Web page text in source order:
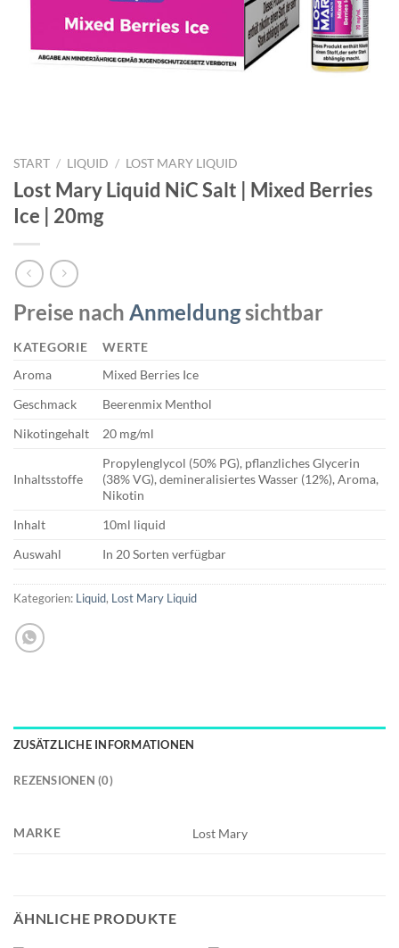
START / LIQUID / LOST MARY LIQUID
Lost Mary Liquid NiC Salt | Mixed Berries
Ice | 20mg
Preise nach Anmeldungsichtbar
KATEGORIE
WERTE
Aroma
Mixed Berries Ice
Geschmack
Beerenmix Menthol
Nikotingehalt
20 mg/ml
Inhaltsstoffe
Propylenglycol (50% PG), pflanzliches Glycerin
(38% VG), demineralisiertes Wasser (12%), Aroma,
Nikotin
Inhalt
10ml liquid
Auswahl
In 20 Sorten verfügbar
Kategorien: Liquid, Lost Mary Liquid
ZUSÄTZLICHE INFORMATIONEN
REZENSIONEN (0)
MARKE Lost Mary
ÄHNLICHE PRODUKTE